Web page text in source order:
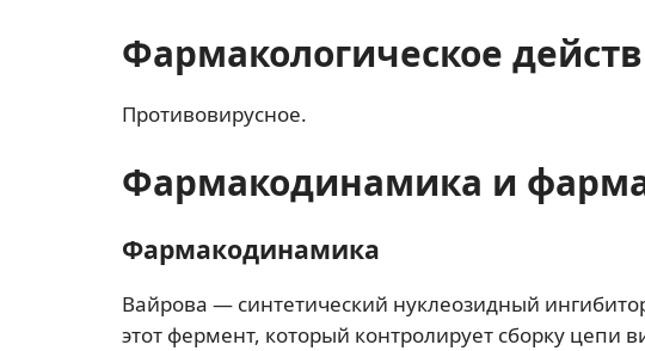
Фармакологическое
Противовирусное.
Фармакодинамика и
Фармакодинамика
Вайрова — синтетический нуклеозидный
этот фермент, который контролирует сборку цепи